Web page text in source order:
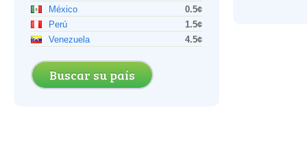
México
0.5¢
Perú
1.5¢
Venezuela
4.5¢
Buscar su país